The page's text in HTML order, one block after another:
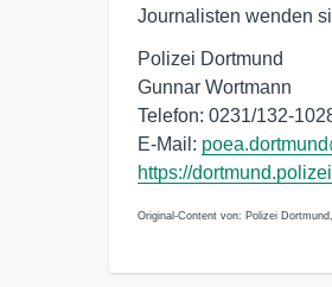
Journalisten wenden
Polizei Dortmund
Gunnar Wortmann
Telefon: 0231/132-
E-Mail:
https://
Original-Content von: Polizei